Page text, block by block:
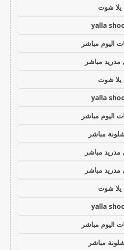
يلا شوت
yalla
اليوم مباشر
مدريد مباشر
يلا شوت
yalla
اليوم مباشر
مباشر
مدريد مباشر
مدريد مباشر
يلا شوت
yalla
اليوم مباشر
مباشر